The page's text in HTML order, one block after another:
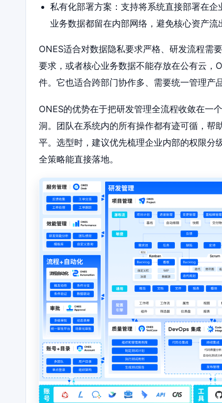
私有化部署方案：支持将系统直接部署在
业务数据都留在内部网络，避免核心资产流
ONES适合对数据隐私要求严格、研发流程需
要求，或者核心业务数据不能存放在公有云，
件。它也适合跨部门协作多、需要统一管理产
ONES的优势在于把研发管理全流程收敛在一
洞。团队在系统内的所有操作都有迹可循，帮
平。选型时，建议优先梳理企业内部的权限分
全策略能直接落地。